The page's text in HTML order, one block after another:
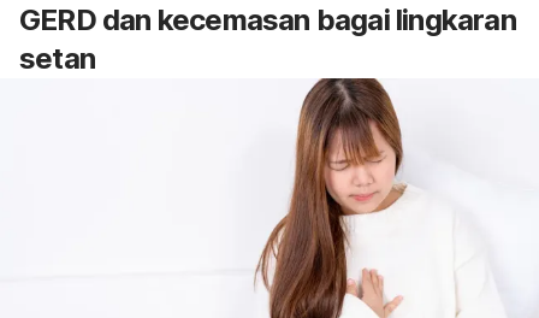
GERD dan kecemasan bagailingkaran
setan